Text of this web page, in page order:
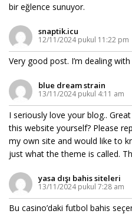
bir eğlence sunuyor.
snaptik.icu
12/11/2024 pukul 11:22 pm
Very good post. I’m dealing
blue dream strain
13/11/2024 pukul 4:11 am
I seriously love your blog..
this website yourself? Please
my own site and would like to
just what the theme is called.
yasa dışı bahis siteleri
13/11/2024 pukul 7:28 am
Bu casino’daki futbol bahis